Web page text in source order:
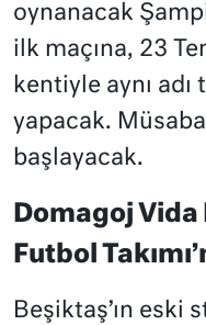
oynanacak
ilk maçına, 23
kentiyle aynı
yapacak.
başlayacak.
Domagoj
Futbol
Beşiktaş’ın eski